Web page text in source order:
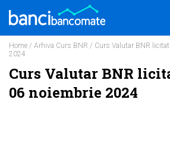
Home / Arhiva Curs BNR / Curs Valutar BNR
2024
Curs Valutar BNR
06 noiembrie 2024